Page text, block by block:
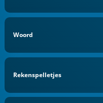
Woord
Rekenspelletjes